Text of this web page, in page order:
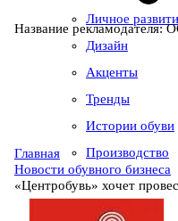
Личное
Дизайн
Акценты
Тренды
Истории обуви
Производство
Название
Главная
Новости обувного бизнеса
«Центробувь» хочет